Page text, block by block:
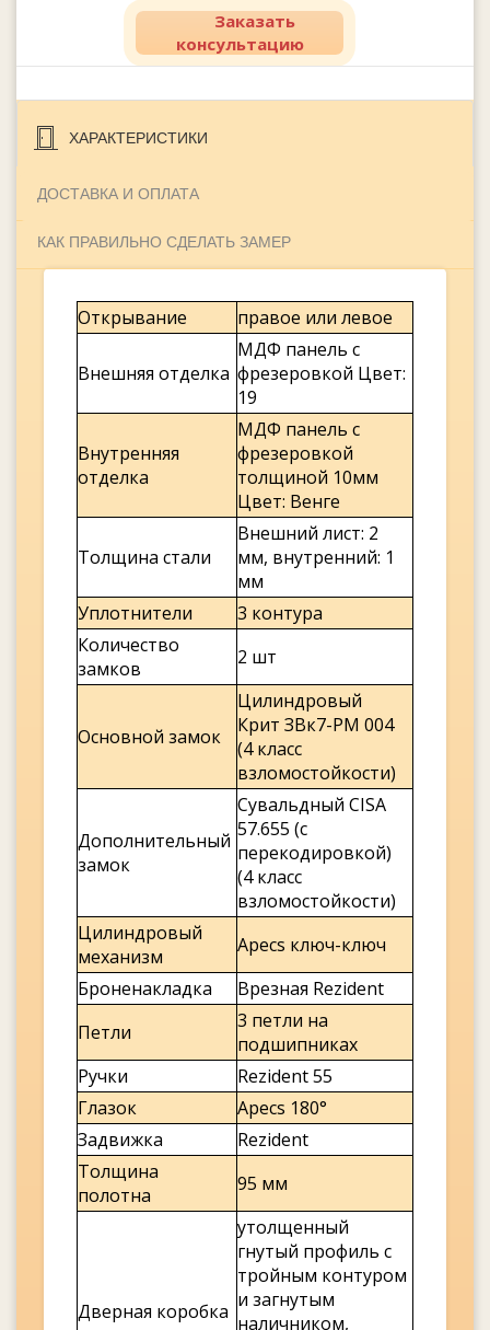
Заказать
консультацию
ХАРАКТЕРИСТИКИ
ДОСТАВКА И ОПЛАТА
КАК ПРАВИЛЬНО СДЕЛАТЬ ЗАМЕР
Открывание правое или левое
Внешняя отделка
МДФ панель с
фрезеровкой Цвет:
19
Внутренняя
отделка
МДФ панель с
фрезеровкой
толщиной 10мм
Цвет: Венге
Толщина стали
Внешний лист: 2
мм, внутренний: 1
мм
Уплотнители
3 контура
Количество
замков
2 шт
Основной замок
Цилиндровый
Крит ЗВк7-РМ 004
(4 класс
взломостойкости)
Дополнительный
замок
Сувальдный CISA
57.655 (c
перекодировкой)
(4 класс
взломостойкости)
Цилиндровый
механизм
Apecs ключ-ключ
Броненакладка
Врезная Rezident
Петли
3 петли на
подшипниках
Ручки
Rezident 55
Глазок
Apecs 180°
Задвижка
Rezident
Толщина
полотна
95 мм
Дверная коробка
утолщенный
гнутый профиль с
тройным контуром
и загнутым
наличником,